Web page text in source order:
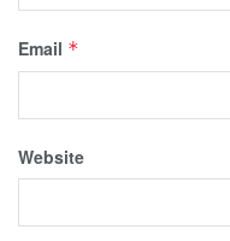
Email *
Website